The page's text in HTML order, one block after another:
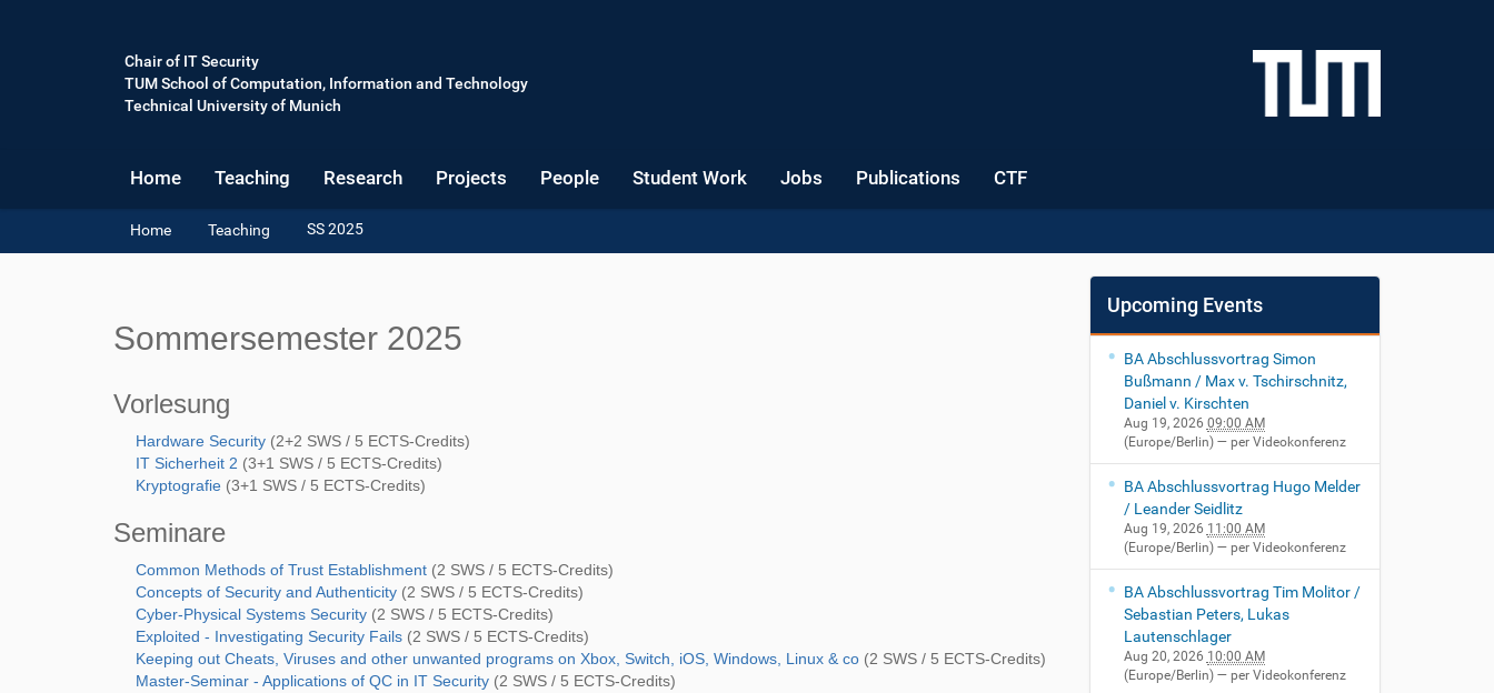
Chair of IT Security
TUM School of Computation, Information and Technology
Technical University of Munich
Home Teaching Research Projects People Student Work Jobs Publications CTF
Y
o
e
r
Home Teaching SS 2025
Sommersemester 2025
Vorlesung
Hardware Security (2+2 SWS / 5 ECTS-Credits)
IT Sicherheit 2 (3+1 SWS / 5 ECTS-Credits)
Kryptografie (3+1 SWS / 5 ECTS-Credits)
Seminare
Common Methods of Trust Establishment (2 SWS / 5 ECTS-Credits)
Concepts of Security and Authenticity (2 SWS / 5 ECTS-Credits)
Cyber-Physical Systems Security (2 SWS / 5 ECTS-Credits)
Exploited - Investigating Security Fails (2 SWS / 5 ECTS-Credits)
Keeping out Cheats, Viruses and other unwanted programs on Xbox, Switch, iOS, Windows, Linux & co (2 SWS / 5 ECTS-Credits)
Master-Seminar - Applications of QC in IT Security (2 SWS / 5 ECTS-Credits)
Upcoming Events
BA Abschlussvortrag Simon
Bußmann / Max v. Tschirschnitz,
Daniel v. Kirschten
Aug 19, 2026 09:00 AM
(Europe/Berlin) — per Videokonferenz
BA Abschlussvortrag Hugo Melder
/ Leander Seidlitz
Aug 19, 2026 11:00 AM
(Europe/Berlin) — per Videokonferenz
BA Abschlussvortrag Tim Molitor /
Sebastian Peters, Lukas
Lautenschlager
Aug 20, 2026 10:00 AM
(Europe/Berlin) — per Videokonferenz